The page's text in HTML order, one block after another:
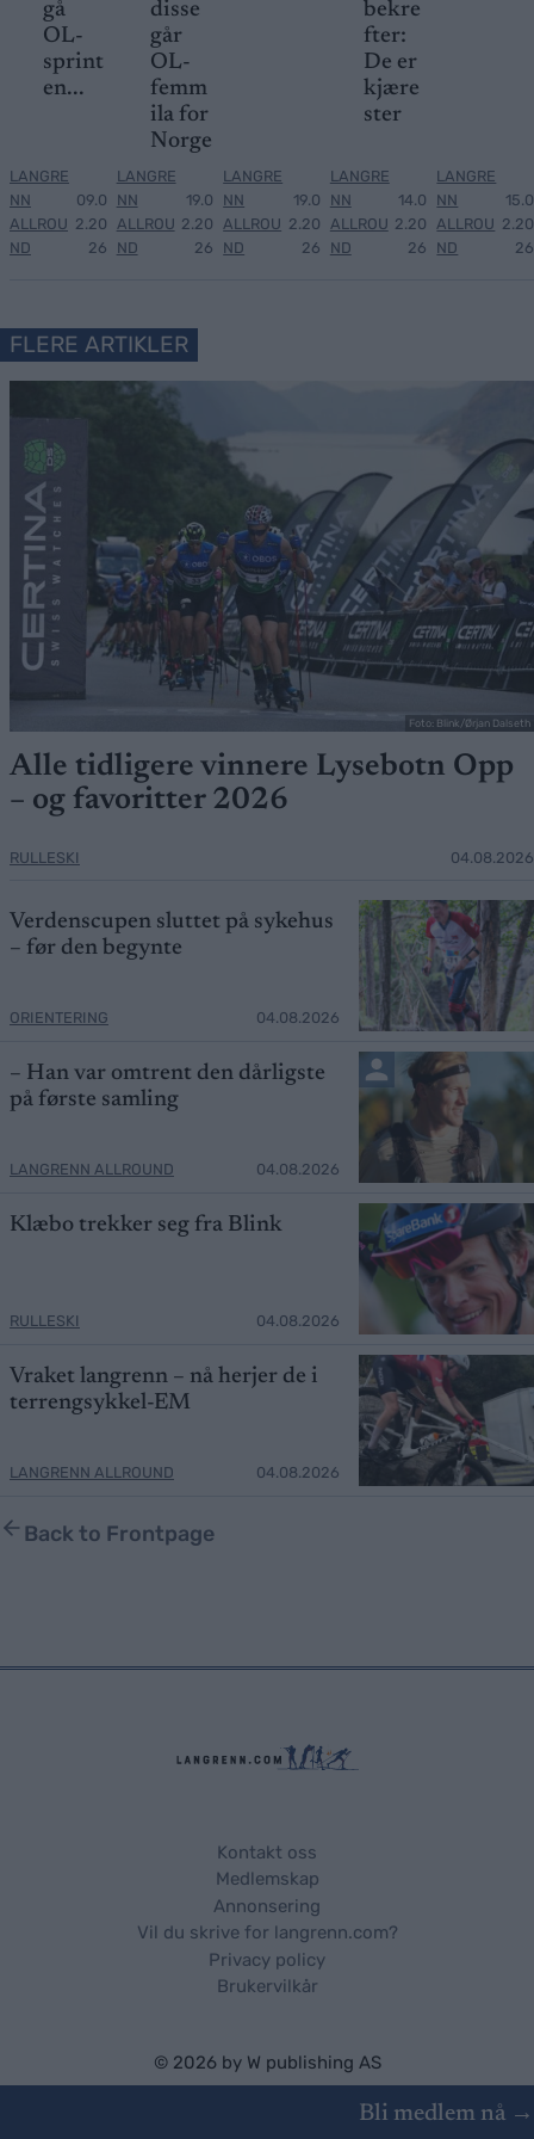
Bli medlem nå →
gå
OL-
sprint
en...
LANGRE
NN
ALLROU
ND
09.0
2.20
26
disse
går
OL-
femm
ila for
Norge
LANGRE
NN
ALLROU
ND
19.0
2.20
26
LANGRE
NN
ALLROU
ND
19.0
2.20
26
bekre
fter:
De er
kjære
ster
LANGRE
NN
ALLROU
ND
14.0
2.20
26
LANGRE
NN
ALLROU
ND
15.0
2.20
26
FLERE ARTIKLER
Foto: Blink/Ørjan Dalseth
Alle tidligere vinnere Lysebotn Opp
– og favoritter 2026
RULLESKI 04.08.2026
Verdenscupen sluttet på sykehus
– før den begynte
ORIENTERING 04.08.2026
– Han var omtrent den dårligste
på første samling
LANGRENN ALLROUND 04.08.2026
Klæbo trekker seg fra Blink
RULLESKI 04.08.2026
Vraket langrenn – nå herjer de i
terrengsykkel-EM
LANGRENN ALLROUND 04.08.2026
Back to Frontpage
Kontakt oss
Medlemskap
Annonsering
Vil du skrive for langrenn.com?
Privacy policy
Brukervilkår
© 2026 by W publishing AS